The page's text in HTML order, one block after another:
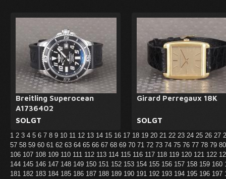
Breitling Superocean
A1736402
SOLGT
Girard Perregaux 18K
SOLGT
1 2 3 4 5 6 7 8 9 10 11 12 13 14 15 16 17 18 19 20 21 22 23 24 25 26 27
57 58 59 60 61 62 63 64 65 66 67 68 69 70 71 72 73 74 75 76 77 78 79
106 107 108 109 110 111 112 113 114 115 116 117 118 119 120 121 122
144 145 146 147 148 149 150 151 152 153 154 155 156 157 158 159 160
181 182 183 184 185 186 187 188 189 190 191 192 193 194 195 196 197